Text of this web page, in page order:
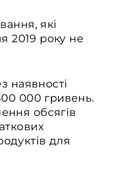
які
2019 року не
наявності
000 гривень.
обсягів
для